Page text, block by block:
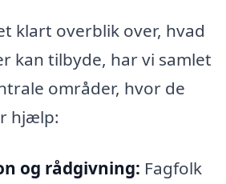
klart overblik over, hvad
kan tilbyde, har vi samlet
områder, hvor de
hjælp:
og rådgivning: Fagfolk